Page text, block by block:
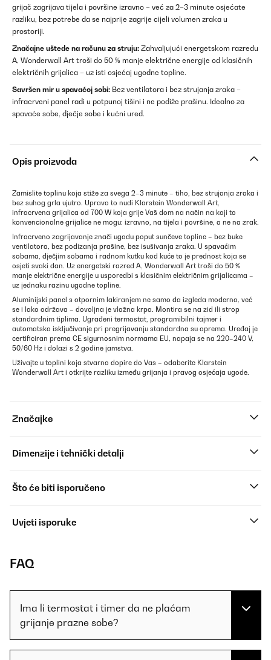
grijač zagrijava tijela i površine izravno – već za 2–3 minute osjećate
razliku, bez potrebe da se najprije zagrije cijeli volumen zraka u
prostoriji.
Značajne uštede na računu za struju: Zahvaljujući energetskom razredu
A, Wonderwall Art troši do 50 % manje električne energije od klasičnih
električnih grijalica – uz isti osjećaj ugodne topline.
Savršen mir u spavaćoj sobi: Bez ventilatora i bez strujanja zraka –
infracrveni panel radi u potpunoj tišini i ne podiže prašinu. Idealno za
spavaće sobe, dječje sobe i kućni ured.
Opis proizvoda
Zamislite toplinu koja stiže za svega 2–3 minute – tiho, bez strujanja zraka i
bez suhog grla ujutro. Upravo to nudi Klarstein Wonderwall Art,
infracrvena grijalica od 700 W koja grije Vaš dom na način na koji to
konvencionalne grijalice ne mogu: izravno, na tijela i površine, a ne na zrak.
Infracrveno zagrijavanje znači ugodu poput sunčeve topline – bez buke
ventilatora, bez podizanja prašine, bez isušivanja zraka. U spavaćim
sobama, dječjim sobama i radnom kutku kod kuće to je prednost koja se
osjeti svaki dan. Uz energetski razred A, Wonderwall Art troši do 50 %
manje električne energije u usporedbi s klasičnim električnim grijalicama –
uz jednaku razinu ugodne topline.
Aluminijski panel s otpornim lakiranjem ne samo da izgleda moderno, već
se i lako održava – dovoljna je vlažna krpa. Montira se na zid ili strop
standardnim tiplima. Ugrađeni termostat, programibilni tajmer i
automatsko isključivanje pri pregrijavanju standardna su oprema. Uređaj je
certificiran prema CE sigurnosnim normama EU, napaja se na 220–240 V,
50/60 Hz i dolazi s 2 godine jamstva.
Uživajte u toplini koja stvarno dopire do Vas – odaberite Klarstein
Wonderwall Art i otkrijte razliku između grijanja i pravog osjećaja ugode.
Značajke
Dimenzije i tehnički detalji
Što će biti isporučeno
Uvjeti isporuke
FAQ
Ima li termostat i timer da ne plaćam
grijanje prazne sobe?